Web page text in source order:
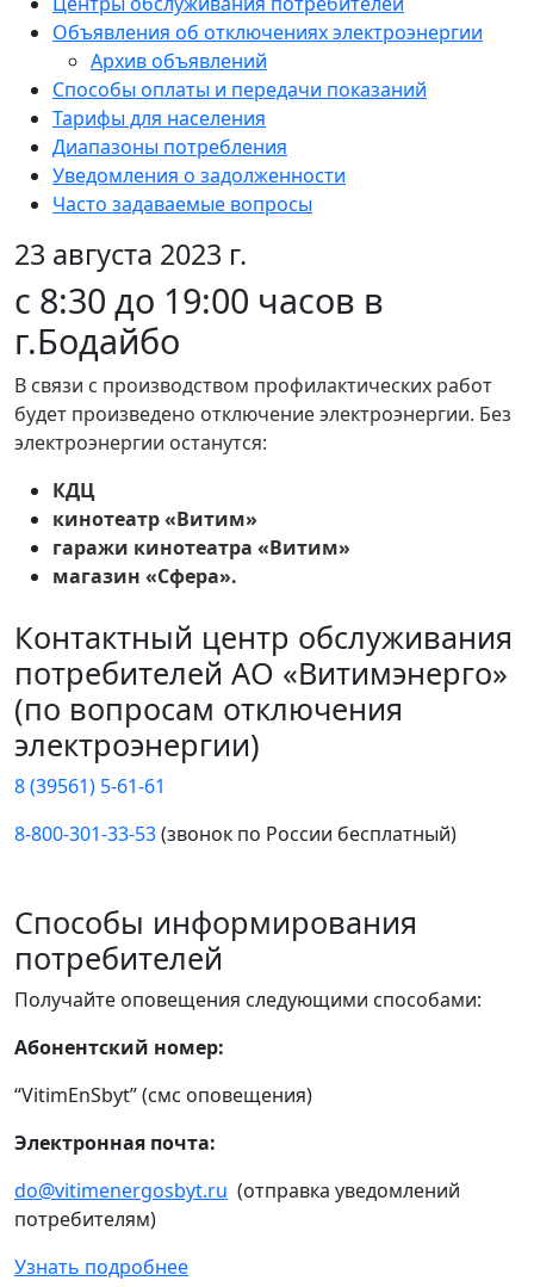
Объявления об отключениях электроэнергии
Архив объявлений
Способы оплаты и передачи показаний
Тарифы для населения
Диапазоны потребления
Уведомления о задолженности
Часто задаваемые вопросы
23 августа 2023 г.
с 8:30 до 19:00 часов в
г.Бодайбо
В связи с производством профилактических работ
будет произведено отключение электроэнергии. Без
электроэнергии останутся:
КДЦ
кинотеатр «Витим»
гаражи кинотеатра «Витим»
магазин «Сфера».
Контактный центр обслуживания
потребителей АО «Витимэнерго»
(по вопросам отключения
электроэнергии)
8 (39561) 5-61-61
8-800-301-33-53(звонок по России бесплатный)
Способы информирования
потребителей
Получайте оповещения следующими способами:
Абонентский номер:
“VitimEnSbyt” (смс оповещения)
Электронная почта:
do@vitimenergosbyt.ru (отправка уведомлений
потребителям)
Узнать подробнее